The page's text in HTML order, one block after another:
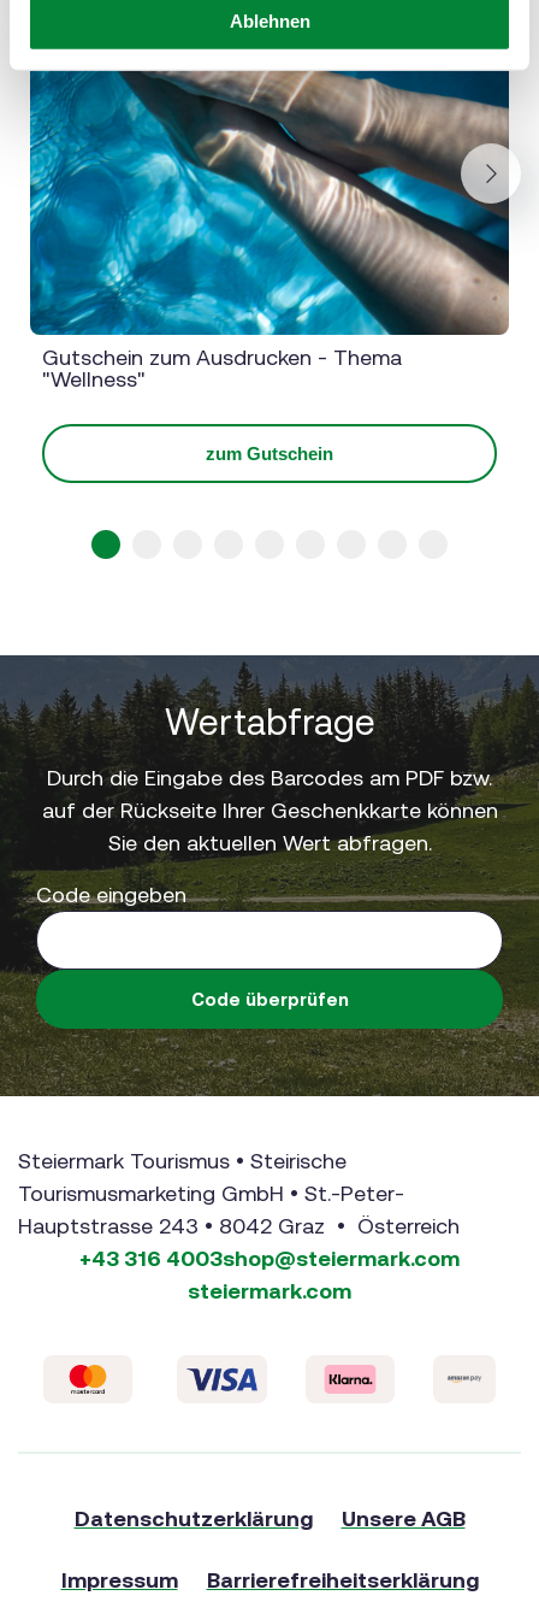
Ablehnen
Gutschein zum Ausdrucken - Thema
"Wellness"
zum Gutschein
Next
Wertabfrage
Durch die Eingabe des Barcodes am PDF bzw.
auf der Rückseite Ihrer Geschenkkarte können
Sie den aktuellen Wert abfragen.
Code eingeben
Code überprüfen
Steiermark Tourismus • Steirische
Tourismusmarketing GmbH • St.-Peter-
Hauptstrasse 243 • 8042 Graz • Österreich
+43 316 4003shop@steiermark.com
steiermark.com
Datenschutzerklärung Unsere AGB
Impressum Barrierefreiheitserklärung